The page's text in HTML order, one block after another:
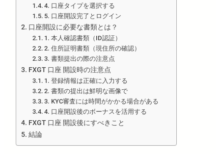
4. 口座タイプを選択する
5. 口座開設完了とログイン
口座開設に必要な書類とは？
1. 本人確認書類（ID認証）
2. 住所証明書類（現住所の確認）
3. 書類提出の際の注意点
FXGT 口座 開設時の注意点
1. 登録情報は正確に入力する
2. 書類の提出は鮮明な画像で
3. KYC審査には時間がかかる場合がある
4. 口座開設後のボーナスを活用する
FXGT 口座 開設後にすべきこと
結論